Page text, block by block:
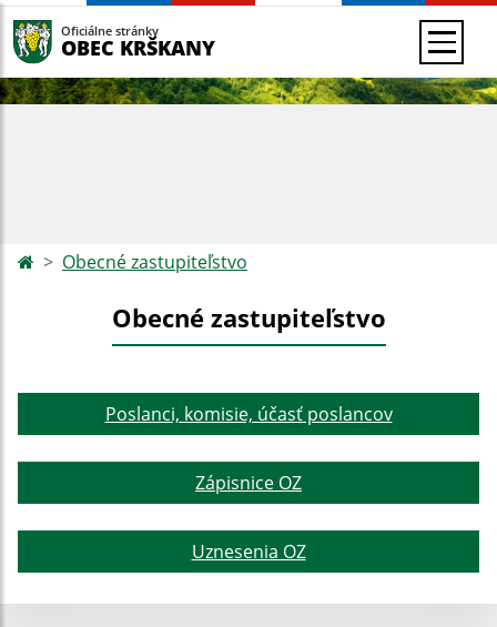
Oficiálne stránky
OBEC KRŠKANY
Obecné zastupiteľstvo
Obecné zastupiteľstvo
Poslanci, komisie, účasť poslancov
Zápisnice OZ
Uznesenia OZ